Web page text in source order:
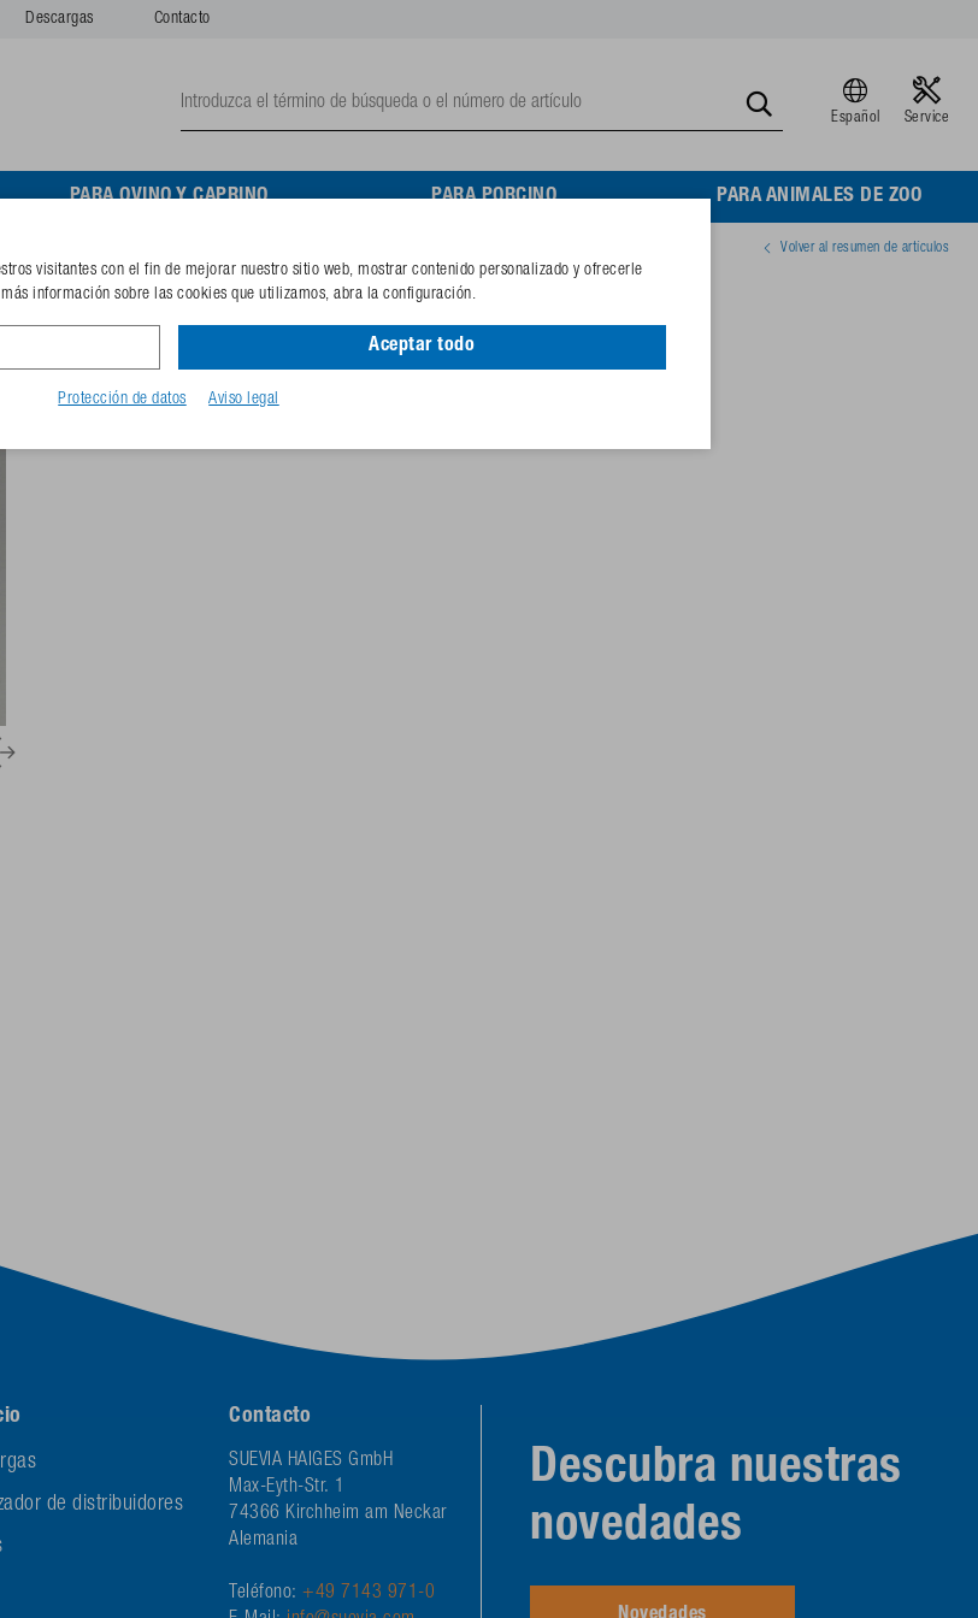
Descargas Contacto
Español Service
PARA OVINO Y CAPRINO PARA PORCINO PARA ANIMALES DE ZOO
Volver al resumen de artículos
Cuerpo de válvula con junta de goma, filtro
102.0282
Código GTIN
de distribuidores
Contacto
SUEVIA HAIGES GmbH
Max-Eyth-Str. 1
74366 Kirchheim am Neckar
Alemania
Teléfono:+49 7143 971-0
Descubra nuestras
novedades
visitantes con el fin de mejorar nuestro sitio web, mostrar contenido personalizado y ofrecerle
información sobre las cookies que utilizamos, abra la configuración.
Aceptar todo
Protección de datos Aviso legal